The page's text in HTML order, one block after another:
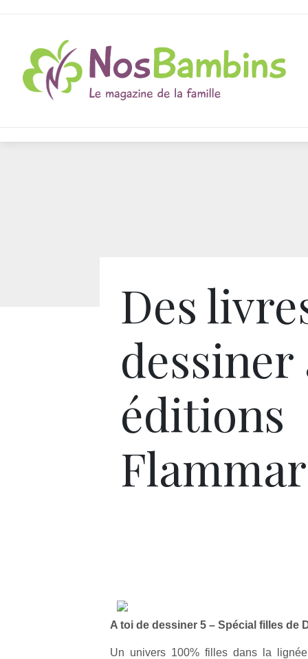
Des
dessiner
éditions
A toi de dessiner 5 – Spécial filles de
Un univers 100% filles dans la